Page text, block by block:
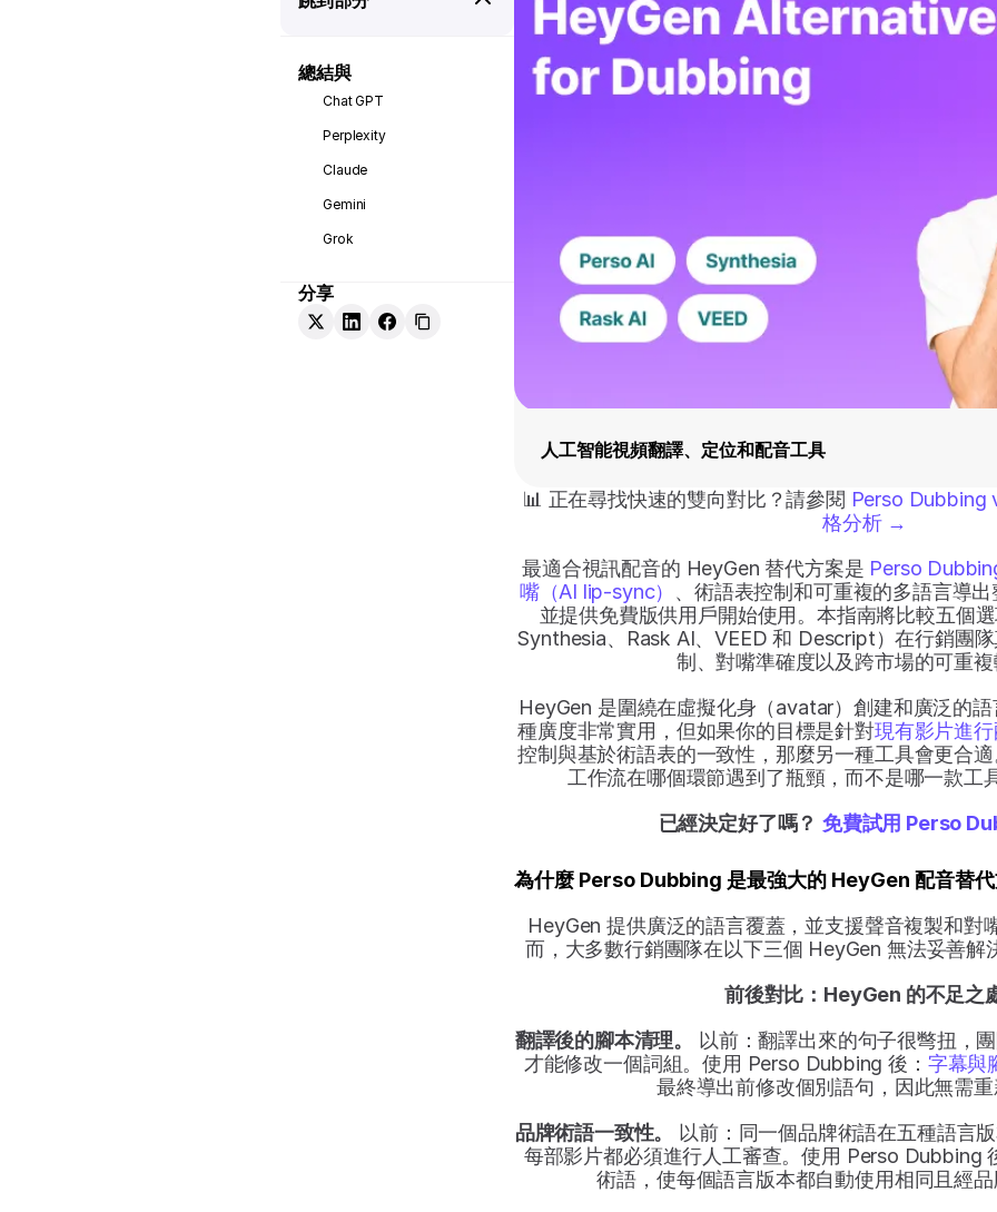
總結與
Chat GPT
Perplexity
Claude
Gemini
Grok
分享
人工智能視頻翻譯、定位和配音工具
📊 正在尋找快速的雙向對比？請參閱 Perso Dubbing
格分析 →
最適合視訊配音的 HeyGen 替代方案是 Perso
嘴（AI lip-sync） 、術語表控制和可重複的多語言導
並提供免費版供用戶開始使用。本指南將比較五個
Synthesia、Rask AI、VEED 和 Descript）在行銷團
制、對嘴準確度以及跨市場的可重
HeyGen 是圍繞在虛擬化身（avatar）創建和廣泛的
種廣度非常實用，但如果你的目標是針對現有影片進
控制與基於術語表的一致性，那麼另一種工具會更合
工作流在哪個環節遇到了瓶頸，而不是哪一款工
已經決定好了嗎？ 免費試用 Perso
為什麼 Perso Dubbing 是最強大的 HeyGen 配音替
HeyGen 提供廣泛的語言覆蓋，並支援聲音複製和對
而，大多數行銷團隊在以下三個 HeyGen 無法妥善解
前後對比：HeyGen 的不足之
翻譯後的腳本清理。
以前：翻譯出來的句子很彆扭，
才能修改一個詞組。使用 Perso Dubbing 後： 字幕與
最終導出前修改個別語句，因此無需
品牌術語一致性。
以前：同一個品牌術語在五種語言
每部影片都必須進行人工審查。使用 Perso Dubbing
術語，使每個語言版本都自動使用相同且經